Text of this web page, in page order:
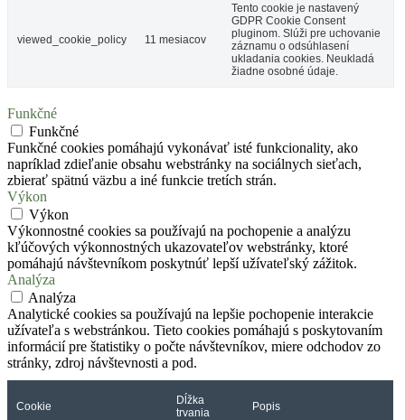
viewed_cookie_policy 11 mesiacov
Tento cookie je nastavený
GDPR Cookie Consent
pluginom. Slúži pre uchovanie
záznamu o odsúhlasení
ukladania cookies. Neukladá
žiadne osobné údaje.
Funkčné
Funkčné
Funkčné cookies pomáhajú vykonávať isté funkcionality, ako
napríklad zdieľanie obsahu webstránky na sociálnych sieťach,
zbierať spätnú väzbu a iné funkcie tretích strán.
Výkon
Výkon
Výkonnostné cookies sa používajú na pochopenie a analýzu
kľúčových výkonnostných ukazovateľov webstránky, ktoré
pomáhajú návštevníkom poskytnúť lepší užívateľský zážitok.
Analýza
Analýza
Analytické cookies sa používajú na lepšie pochopenie interakcie
užívateľa s webstránkou. Tieto cookies pomáhajú s poskytovaním
informácií pre štatistiky o počte návštevníkov, miere odchodov zo
stránky, zdroj návštevnosti a pod.
Cookie
Dĺžka
trvania
Popis